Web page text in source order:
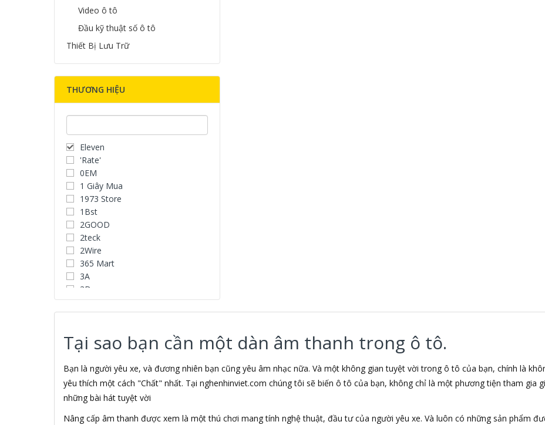
Video ô tô
Đầu kỹ thuật số ô tô
Thiết Bị Lưu Trữ
THƯƠNG HIỆU
Eleven
'Rate'
0EM
1 Giây Mua
1973 Store
1Bst
2GOOD
2teck
2Wire
365 Mart
3A
3D
3D Water Speaker
3Dconnexion
3S
7Gift Shop
A 100+
A Clock
A & T
AAD
Tại sao bạn cần một dàn âm thanh trong ô tô.
Bạn là người yêu xe, và đương nhiên bạn cũng yêu âm nhạc nữa. Và một không gian tuyệt vời trong ô tô của bạn, chính là
yêu thích một cách "Chất" nhất. Tại nghenhinviet.com chúng tôi sẽ biến ô tô của bạn, không chỉ là một phương tiện tham gia
những bài hát tuyệt vời
Nâng cấp âm thanh được xem là một thú chơi mang tính nghệ thuật, đầu tư của người yêu xe. Và luôn có những sản phẩm